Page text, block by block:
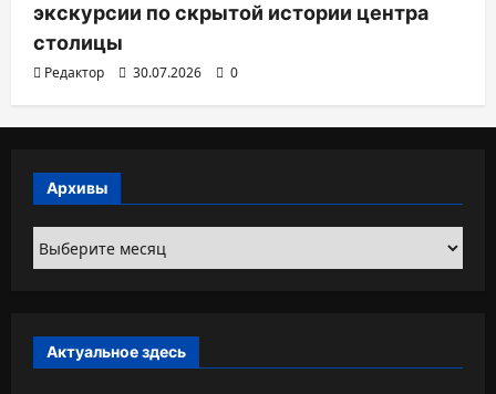
экскурсии по скрытой истории центра
столицы
Редактор 30.07.2026 0
Архивы
Архивы
Актуальное здесь